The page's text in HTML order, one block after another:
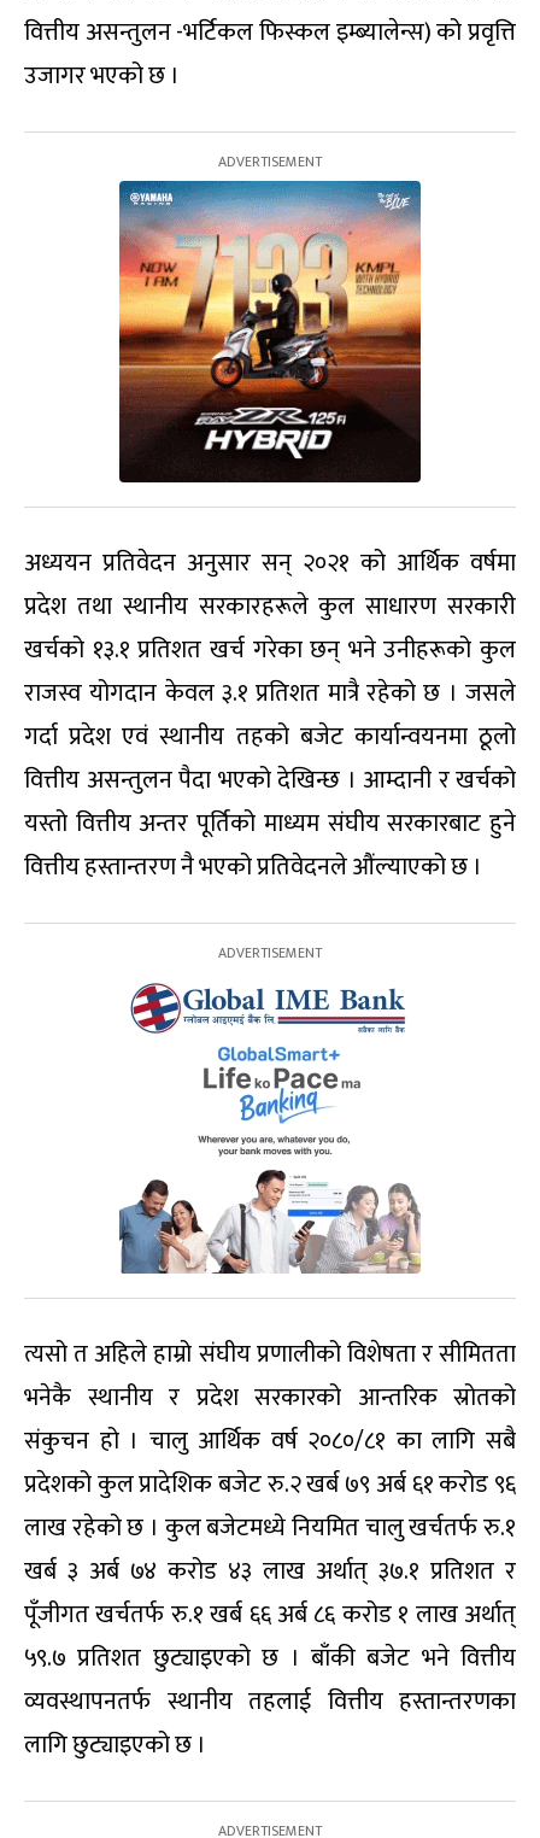
वित्तीय असन्तुलन -भर्टिकल फिस्कल इम्ब्यालेन्स) को प्रवृत्ति
उजागर भएको छ ।
अध्ययन प्रतिवेदन अनुसार सन् २०२१ को आर्थिक वर्षमा
प्रदेश तथा स्थानीय सरकारहरूले कुल साधारण सरकारी
खर्चको १३.१ प्रतिशत खर्च गरेका छन् भने उनीहरूको कुल
राजस्व योगदान केवल ३.१ प्रतिशत मात्रै रहेको छ । जसले
गर्दा प्रदेश एवं स्थानीय तहको बजेट कार्यान्वयनमा ठूलो
वित्तीय असन्तुलन पैदा भएको देखिन्छ । आम्दानी र खर्चको
यस्तो वित्तीय अन्तर पूर्तिको माध्यम संघीय सरकारबाट हुने
वित्तीय हस्तान्तरण नै भएको प्रतिवेदनले औंल्याएको छ ।
त्यसो त अहिले हाम्रो संघीय प्रणालीको विशेषता र सीमितता
भनेकै स्थानीय र प्रदेश सरकारको आन्तरिक स्रोतको
संकुचन हो । चालु आर्थिक वर्ष २०८०/८१ का लागि सबै
प्रदेशको कुल प्रादेशिक बजेट रु.२ खर्ब ७९ अर्ब ६१ करोड ९६
लाख रहेको छ । कुल बजेटमध्ये नियमित चालु खर्चतर्फ रु.१
खर्ब ३ अर्ब ७४ करोड ४३ लाख अर्थात् ३७.१ प्रतिशत र
पूँजीगत खर्चतर्फ रु.१ खर्ब ६६ अर्ब ८६ करोड १ लाख अर्थात्
५९.७ प्रतिशत छुट्याइएको छ । बाँकी बजेट भने वित्तीय
व्यवस्थापनतर्फ स्थानीय तहलाई वित्तीय हस्तान्तरणका
लागि छुट्याइएको छ ।